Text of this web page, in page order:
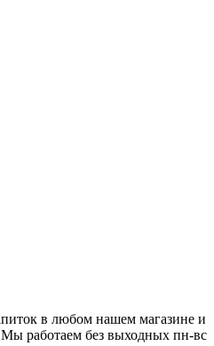
в любом нашем магазине и
Мы работаем без выходных пн-вс